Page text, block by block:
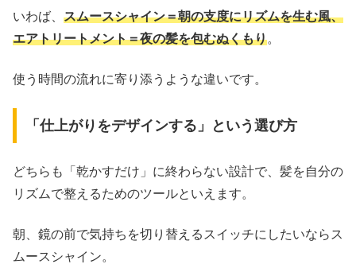
いわば、 スムースシャイン＝朝の支度にリズムを生む風、
エアトリートメント＝夜の髪を包むぬくもり。
使う時間の流れに寄り添うような違いです。
「仕上がりをデザインする」という選び方
どちらも「乾かすだけ」に終わらない設計で、髪を自分の
リズムで整えるためのツールといえます。
朝、鏡の前で気持ちを切り替えるスイッチにしたいならス
ムースシャイン。